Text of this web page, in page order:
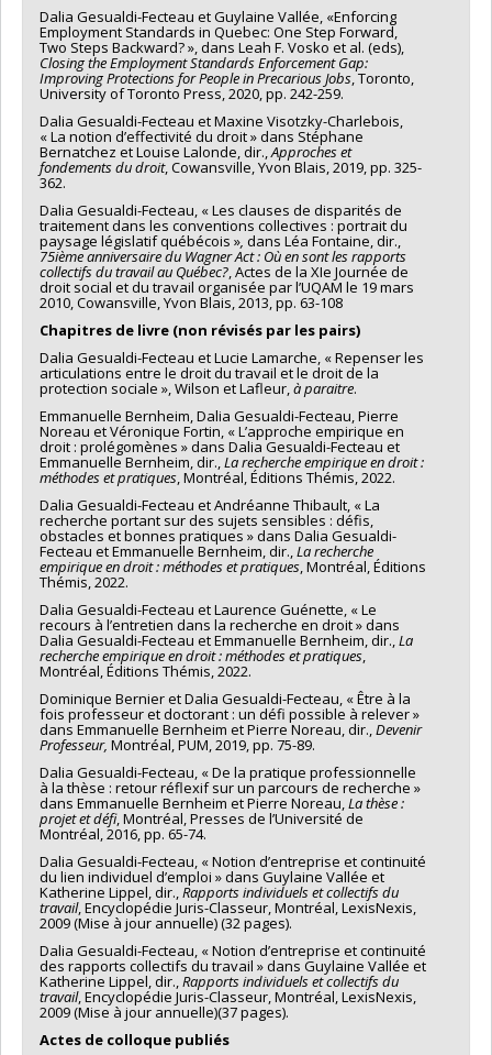
Dalia Gesualdi-Fecteau et Guylaine Vallée, «Enforcing
Employment Standards in Quebec: One Step Forward,
Two Steps Backward? », dans Leah F. Vosko et al. (eds),
Closing the Employment Standards Enforcement Gap:
Improving Protections for People in Precarious Jobs, Toronto,
University of Toronto Press, 2020, pp. 242-259.
Dalia Gesualdi-Fecteau et Maxine Visotzky-Charlebois,
« La notion d’effectivité du droit » dans Stéphane
Bernatchez et Louise Lalonde, dir.,Approches et
fondements du droit, Cowansville, Yvon Blais, 2019, pp. 325-
362.
Dalia Gesualdi-Fecteau, « Les clauses de disparités de
traitement dans les conventions collectives : portrait du
paysage législatif québécois », dans Léa Fontaine, dir.,
75ième anniversaire du Wagner Act : Où en sont les rapports
collectifs du travail au Québec?, Actes de la XIe Journée de
droit social et du travail organisée par l’UQAM le 19 mars
2010, Cowansville, Yvon Blais, 2013, pp. 63-108
Chapitres de livre (non révisés par les pairs)
Dalia Gesualdi-Fecteau et Lucie Lamarche, « Repenser les
articulations entre le droit du travail et le droit de la
protection sociale », Wilson et Lafleur,à paraitre.
Emmanuelle Bernheim, Dalia Gesualdi-Fecteau, Pierre
Noreau et Véronique Fortin, « L’approche empirique en
droit : prolégomènes » dans Dalia Gesualdi-Fecteau et
Emmanuelle Bernheim, dir.,La recherche empirique en droit :
méthodes et pratiques, Montréal, Éditions Thémis, 2022.
Dalia Gesualdi-Fecteau et Andréanne Thibault, « La
recherche portant sur des sujets sensibles : défis,
obstacles et bonnes pratiques » dans Dalia Gesualdi-
Fecteau et Emmanuelle Bernheim, dir.,La recherche
empirique en droit : méthodes et pratiques, Montréal, Éditions
Thémis, 2022.
Dalia Gesualdi-Fecteau et Laurence Guénette, « Le
recours à l’entretien dans la recherche en droit » dans
Dalia Gesualdi-Fecteau et Emmanuelle Bernheim, dir.,La
recherche empirique en droit : méthodes et pratiques,
Montréal, Éditions Thémis, 2022.
Dominique Bernier et Dalia Gesualdi-Fecteau, « Être à la
fois professeur et doctorant : un défi possible à relever »
dans Emmanuelle Bernheim et Pierre Noreau, dir.,Devenir
Professeur, Montréal, PUM, 2019, pp. 75-89.
Dalia Gesualdi-Fecteau, « De la pratique professionnelle
à la thèse : retour réflexif sur un parcours de recherche »
dans Emmanuelle Bernheim et Pierre Noreau,La thèse :
projet et défi, Montréal, Presses de l’Université de
Montréal, 2016, pp. 65-74.
Dalia Gesualdi-Fecteau, « Notion d’entreprise et continuité
du lien individuel d’emploi » dans Guylaine Vallée et
Katherine Lippel, dir.,Rapports individuels et collectifs du
travail, Encyclopédie Juris-Classeur, Montréal, LexisNexis,
2009 (Mise à jour annuelle) (32 pages).
Dalia Gesualdi-Fecteau, « Notion d’entreprise et continuité
des rapports collectifs du travail » dans Guylaine Vallée et
Katherine Lippel, dir.,Rapports individuels et collectifs du
travail, Encyclopédie Juris-Classeur, Montréal, LexisNexis,
2009 (Mise à jour annuelle)(37 pages).
Actes de colloque publiés